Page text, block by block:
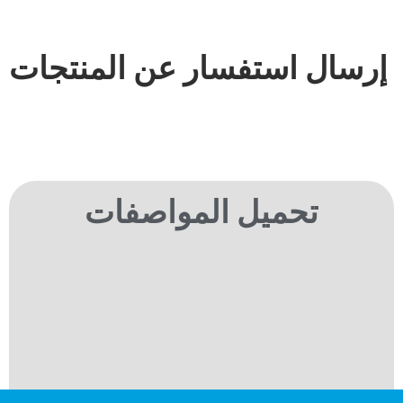
إرسال استفسار عن المنتجات
تحميل المواصفات